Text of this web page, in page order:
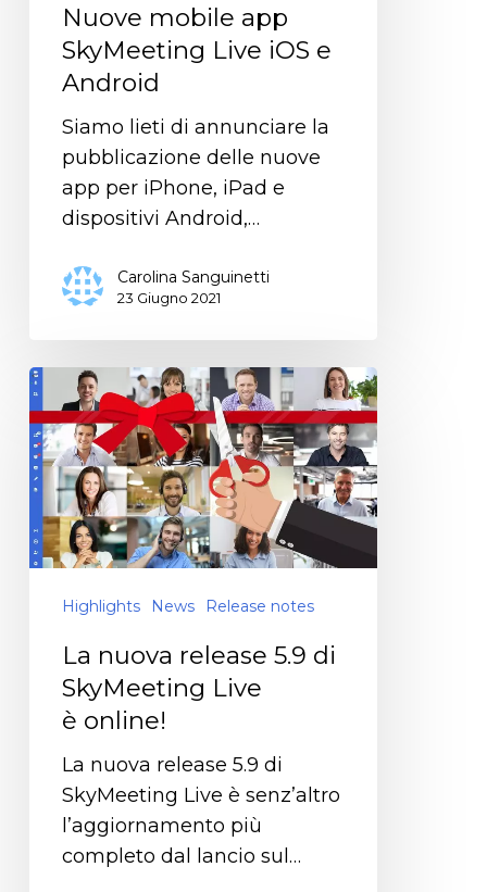
Nuove mobile app
SkyMeeting Live iOS e
Android
Siamo lieti di annunciare la
pubblicazione delle nuove
app per iPhone, iPad e
dispositivi Android,…
Carolina Sanguinetti
23 Giugno 2021
Highlights News Release notes
La nuova release 5.9 di
SkyMeeting Live
è online!
La nuova release 5.9 di
SkyMeeting Live è senz’altro
l’aggiornamento più
completo dal lancio sul…